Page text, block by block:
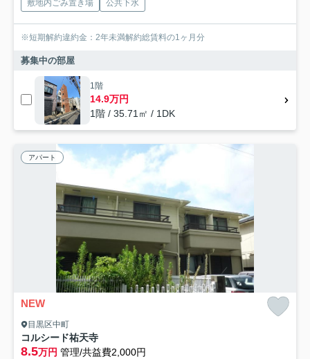
敷地内ごみ置き場
公共下水
※短期解約違約金：2年未満解約総賃料の1ヶ月分
募集中の部屋
1階
14.9万円
1階 / 35.71㎡ / 1DK
アパート
NEW
目黒区中町
コルシード祐天寺
8.5万円 管理/共益費2,000円